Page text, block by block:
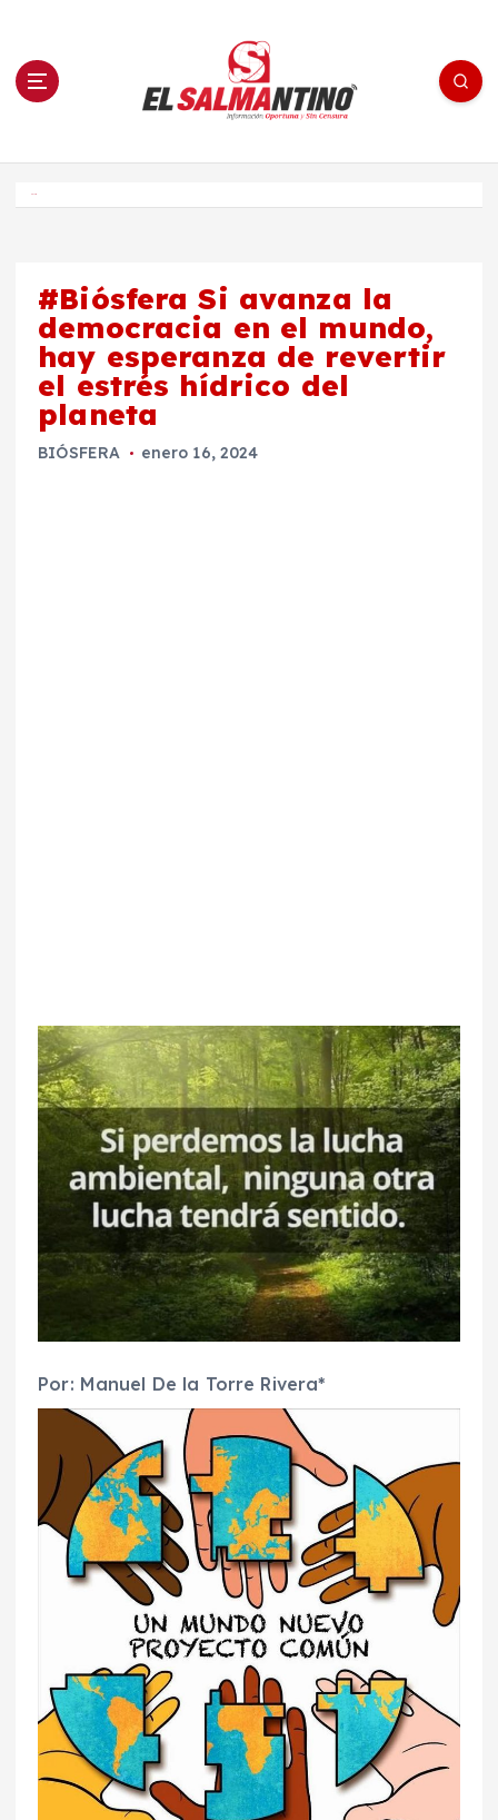
n El Salmantino - medios/noticias/editorial
#Biósfera Si avanza la
democracia en el mundo,
hay esperanza de revertir
el estrés hídrico del
planeta
BIÓSFERA enero 16, 2024
Por: Manuel De la Torre Rivera*